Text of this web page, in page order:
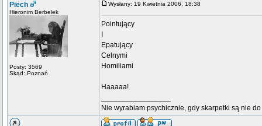
Piech
Hieronim Berbelek
Posty: 3569
Skąd: Poznań
Wysłany: 19 Kwietnia 2006, 18:38
Pointujący
Epatujący
Celnymi
Homiliami
Haaaaa!
Nie wyrabiam psychicznie, gdy skarpetki są nie do